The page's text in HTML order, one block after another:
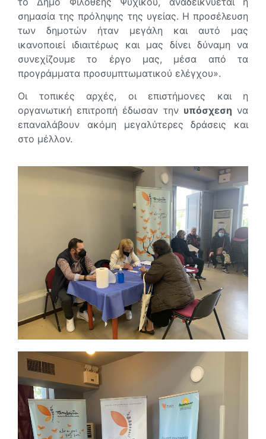
σημασία της πρόληψης της υγείας. Η προσέλευση
των δημοτών ήταν μεγάλη και αυτό μας
ικανοποιεί ιδιαιτέρως και μας δίνει δύναμη να
συνεχίζουμε το έργο μας, μέσα από τα
προγράμματα προσυμπτωματικού ελέγχου».
Οι τοπικές αρχές, οι επιστήμονες και η
οργανωτική επιτροπή έδωσαν την υπόσχεση να
επαναλάβουν ακόμη μεγαλύτερες δράσεις και
στο μέλλον.